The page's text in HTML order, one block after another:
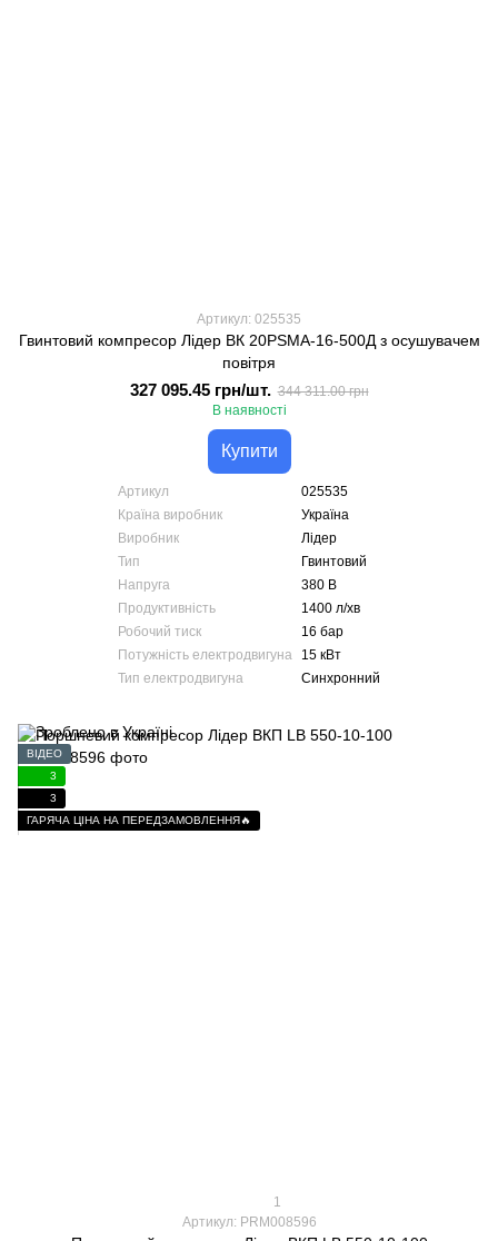
Артикул: 025535
Гвинтовий компресор Лідер ВК 20PSMA-16-500Д з осушувачем
повітря
327 095.45 грн/шт. 344 311.00 грн
В наявності
Купити
Артикул
025535
Країна виробник
Україна
Виробник
Лідер
Тип
Гвинтовий
Напруга
380 В
Продуктивність
1400 л/хв
Робочий тиск
16 бар
Потужність електродвигуна
15 кВт
Тип електродвигуна
Синхронний
ВІДЕО
3
3
ГАРЯЧА ЦІНА НА ПЕРЕДЗАМОВЛЕННЯ🔥
1
Артикул: PRM008596